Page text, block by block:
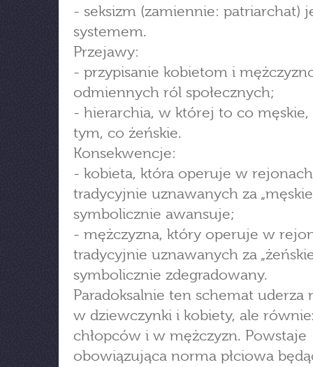
- seksizm (zamiennie: patriarchat)
systemem.
Przejawy:
- przypisanie kobietom i
odmiennych ról społecznych;
- hierarchia, w której to co męskie,
tym, co żeńskie.
Konsekwencje:
- kobieta, która operuje w rejonach
tradycyjnie uznawanych za
symbolicznie awansuje;
- mężczyzna, który operuje w
tradycyjnie uznawanych za
symbolicznie zdegradowany.
Paradoksalnie ten schemat uderza
w dziewczynki i kobiety, ale
chłopców i w mężczyzn. Powstaje
obowiązująca norma płciowa